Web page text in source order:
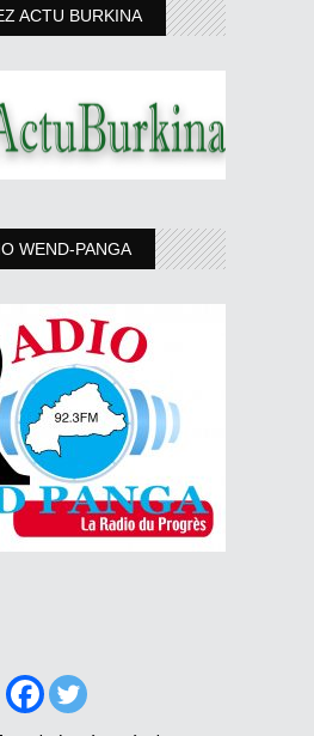
ACTU BURKINA
WEND-PANGA